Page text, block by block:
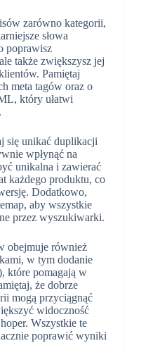
zarówno kategorii,
słowa
poprawisz
także zwiększysz jej
Pamiętaj
meta tagów oraz o
który ułatwi
się unikać duplikacji
wpłynąć na
unikalna i zawierać
każdego produktu, co
Dodatkowo,
aby wszystkie
przez wyszukiwarki.
obejmuje również
w tym dodanie
które pomagają w
że dobrze
mogą przyciągnąć
widoczność
Wszystkie te
poprawić wyniki